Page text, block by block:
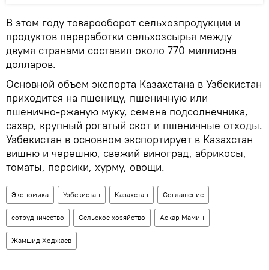
В этом году товарооборот сельхозпродукции и
продуктов переработки сельхозсырья между
двумя странами составил около 770 миллиона
долларов.
Основной объем экспорта Казахстана в Узбекистан
приходится на пшеницу, пшеничную или
пшенично-ржаную муку, семена подсолнечника,
сахар, крупный рогатый скот и пшеничные отходы.
Узбекистан в основном экспортирует в Казахстан
вишню и черешню, свежий виноград, абрикосы,
томаты, персики, хурму, овощи.
Экономика Узбекистан Казахстан Соглашение
сотрудничество Сельское хозяйство Аскар Мамин
Жамшид Ходжаев